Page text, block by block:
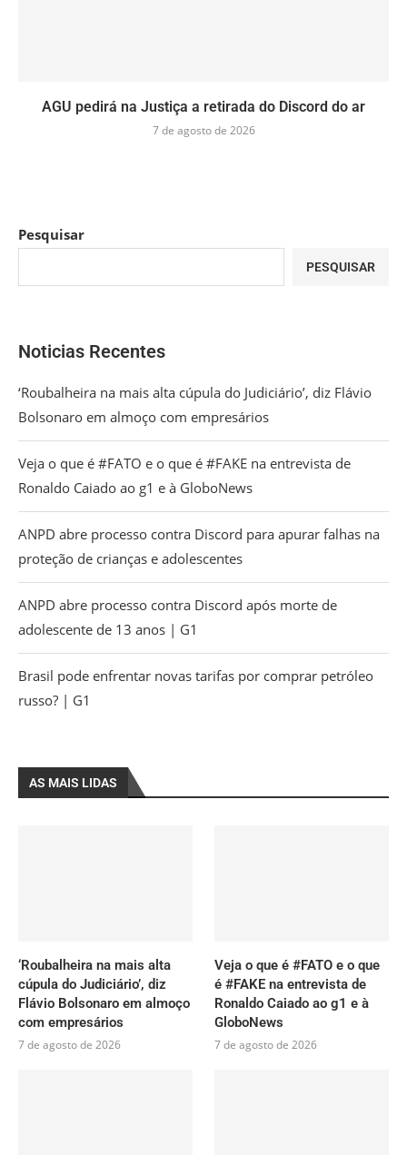
AGU pedirá na Justiça a retirada do Discord do ar
7 de agosto de 2026
Pesquisar
PESQUISAR
Noticias Recentes
‘Roubalheira na mais alta cúpula do Judiciário’, diz Flávio
Bolsonaro em almoço com empresários
Veja o que é #FATO e o que é #FAKE na entrevista de
Ronaldo Caiado ao g1 e à GloboNews
ANPD abre processo contra Discord para apurar falhas na
proteção de crianças e adolescentes
ANPD abre processo contra Discord após morte de
adolescente de 13 anos | G1
Brasil pode enfrentar novas tarifas por comprar petróleo
russo? | G1
AS MAIS LIDAS
‘Roubalheira na mais alta
cúpula do Judiciário’, diz
Flávio Bolsonaro em almoço
com empresários
7 de agosto de 2026
Veja o que é #FATO e o que
é #FAKE na entrevista de
Ronaldo Caiado ao g1 e à
GloboNews
7 de agosto de 2026